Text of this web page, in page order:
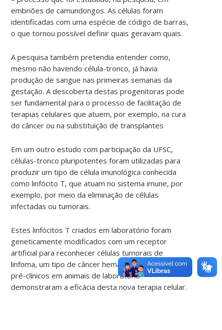
embriões de camundongos. As células foram
identificadas com uma espécie de código de barras,
o que tornou possível definir quais geravam quais.
A pesquisa também pretendia entender como,
mesmo não havendo célula-tronco, já havia
produção de sangue nas primeiras semanas da
gestação. A descoberta destas progenitoras pode
ser fundamental para o processo de facilitação de
terapias celulares que atuem, por exemplo, na cura
do câncer ou na substituição de transplantes
Em um outro estudo com participação da UFSC,
células-tronco pluripotentes foram utilizadas para
produzir um tipo de célula imunológica conhecida
como linfócito T, que atuam no sistema imune, por
exemplo, por meio da eliminação de células
infectadas ou tumorais.
Estes linfócitos T criados em laboratório foram
geneticamente modificados com um receptor
artificial para reconhecer células tumorais de
linfoma, um tipo de câncer hematológico. Estudos
pré-clínicos em animais de laboratório
demonstraram a eficácia desta nova terapia celular.